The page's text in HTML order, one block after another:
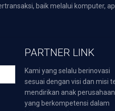
baik melalui komputer,
PARTNER LINK
Kami yang selalu berinovasi
sesuai dengan visi dan misi
mendirikan anak perusahaan
yang berkompetensi dalam